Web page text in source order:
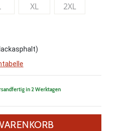
XL
2XL
in 2 Werktagen